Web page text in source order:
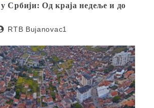
Србији: Од краја недеље и до
RTB Bujanovac1